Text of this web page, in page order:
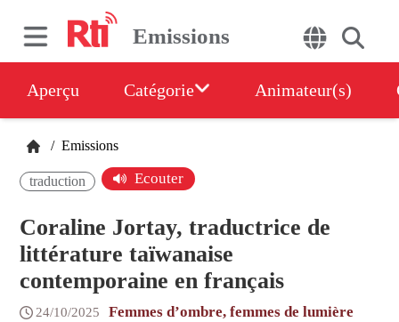
Emissions
Aperçu Catégorie Animateur(s)
/ Emissions
traduction Ecouter
Coraline Jortay, traductrice de
littérature taïwanaise
contemporaine en français
24/10/2025 Femmes d’ombre, femmes de lumière